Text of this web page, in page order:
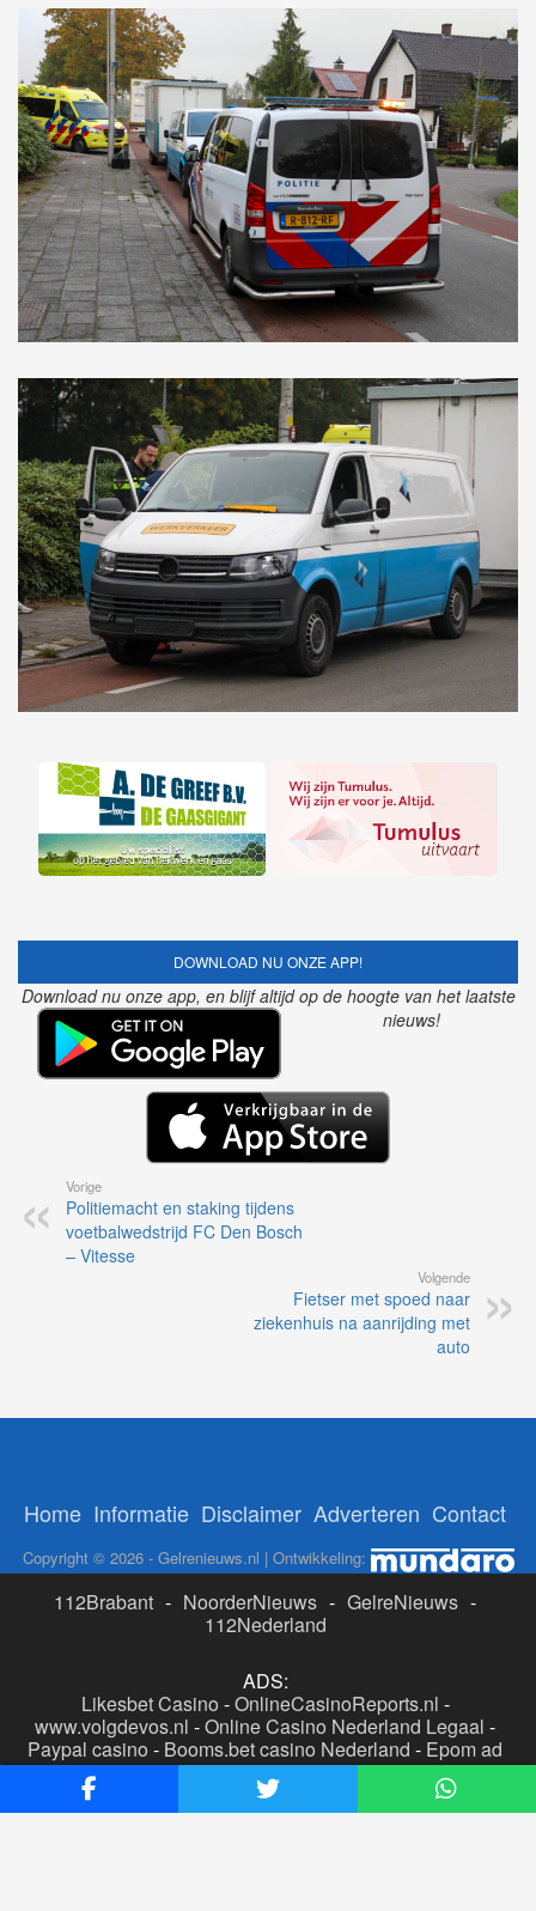
DOWNLOAD NU ONZE APP!
Download nu onze app, en blijf altijd op de hoogte van het laatste
nieuws!
Vorige
Politiemacht en staking tijdens
voetbalwedstrijd FC Den Bosch
– Vitesse
Volgende
Fietser met spoed naar
ziekenhuis na aanrijding met
auto
Home Informatie Disclaimer Adverteren Contact
Copyright © 2026 - Gelrenieuws.nl | Ontwikkeling:
112Brabant - NoorderNieuws - GelreNieuws -
112Nederland
ADS:
Likesbet Casino -OnlineCasinoReports.nl -
www.volgdevos.nl -Online Casino Nederland Legaal -
Paypal casino - Booms.bet casino Nederland - Epom ad
server-Casino boer-Online casino's Nederland